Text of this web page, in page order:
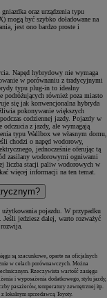
oraz urządzenia typu
mogą być szybko doładowane na
jest ono bardzo proste i
Napęd hybrydowy nie wymaga
w porównaniu z tradycyjnymi
typu plug-in to idealny
podróżujących również poza miasto
się jak konwencjonalna hybryda
pokonywanie większych
codziennej jazdy. Pojazdy w
odczucia z jazdy, ale wymagają
typu Wallbox we własnym domu,
chodzi o napęd wodorowy,
jednocześnie oferując tą
zasilany wodorowymi ogniwami
liczba stacji paliw wodorowych w
więcej informacji na ten temat.
pojazdu. W przypadku
jedziesz dalej, warto rozważyć
są szacunkowe, oparte na oficjalnych
w celach porównawczych. Można
Rzeczywista wartość zasięgu
i wyposażenia dodatkowego, stylu jazdy,
pasażerów, temperatury zewnętrznej itp.
lokalnym sprzedawcą Toyoty.